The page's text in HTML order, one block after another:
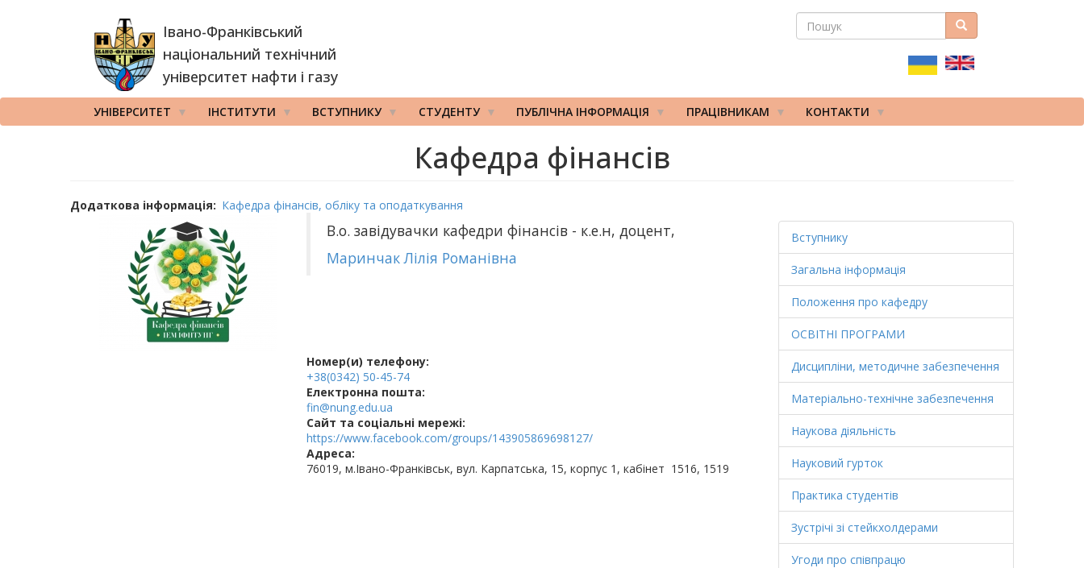
Івано-Франківський
національний технічний
університет нафти і газу
ПОШУКОВА
ПОШУК Пошук
УНІВЕРСИТЕТ ІНСТИТУТИ ВСТУПНИКУ СТУДЕНТУ ПУБЛІЧНА ІНФОРМАЦІЯ ПРАЦІВНИКАМ КОНТАКТИ
Кафедра фінансів
Додаткова інформація Кафедра фінансів, обліку та оподаткування
В.о. завідувачки кафедри фінансів - к.е.н, доцент,
Маринчак Лілія Романівна
Номер(и) телефону:
+38(0342) 50-45-74
Електронна пошта:
fin@nung.edu.ua
Cайт та соціальні мережі:
https://www.facebook.com/groups/143905869698127/
Адреса:
76019, м.Івано-Франківськ, вул. Карпатська, 15, корпус 1, кабінет 1516, 1519
Вступнику
Загальна інформація
Положення про кафедру
ОСВІТНІ ПРОГРАМИ
Дисципліни, методичне забезпечення
Матеріально-технічне забезпечення
Наукова діяльність
Науковий гурток
Практика студентів
Зустрічі зі стейкхолдерами
Угоди про співпрацю